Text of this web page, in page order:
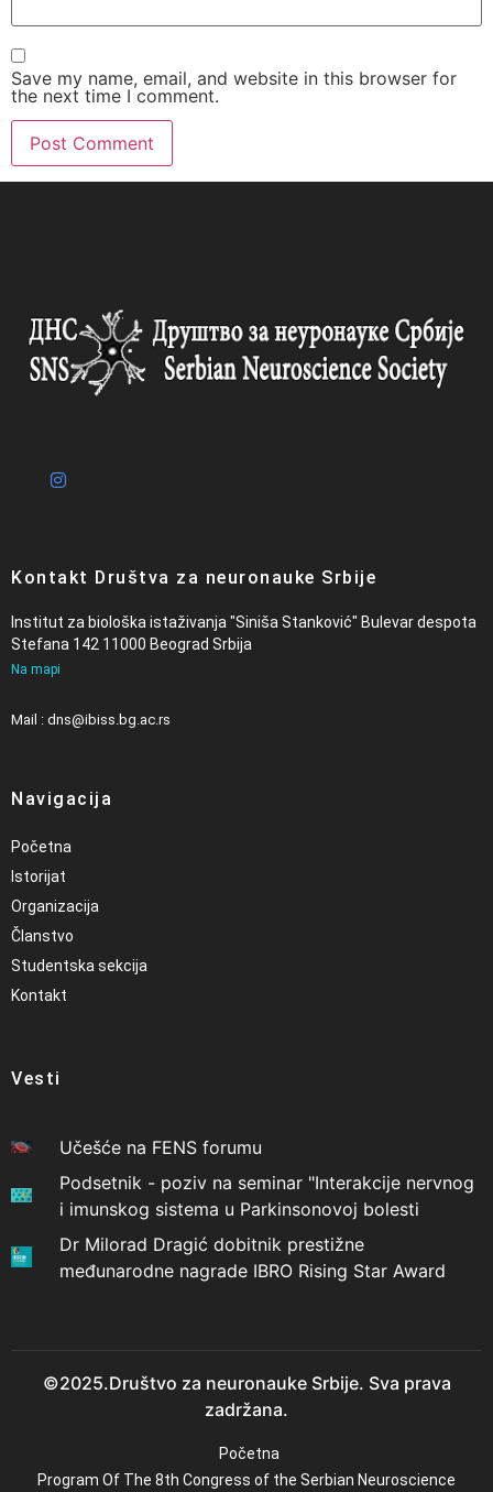
Save my name, email, and website in this browser for
the next time I comment.
Kontakt Društva za neuronauke Srbije
Institut za biološka istaživanja "Siniša Stanković" Bulevar despota
Stefana 142 11000 Beograd Srbija
Na mapi
Mail : dns@ibiss.bg.ac.rs
Navigacija
Početna
Istorijat
Organizacija
Članstvo
Studentska sekcija
Kontakt
Vesti
Učešće na FENS forumu
Podsetnik - poziv na seminar "Interakcije nervnog
i imunskog sistema u Parkinsonovoj bolesti
Dr Milorad Dragić dobitnik prestižne
međunarodne nagrade IBRO Rising Star Award
©2025.Društvo za neuronauke Srbije. Sva prava
zadržana.
Početna
Program Of The 8th Congress of the Serbian Neuroscience